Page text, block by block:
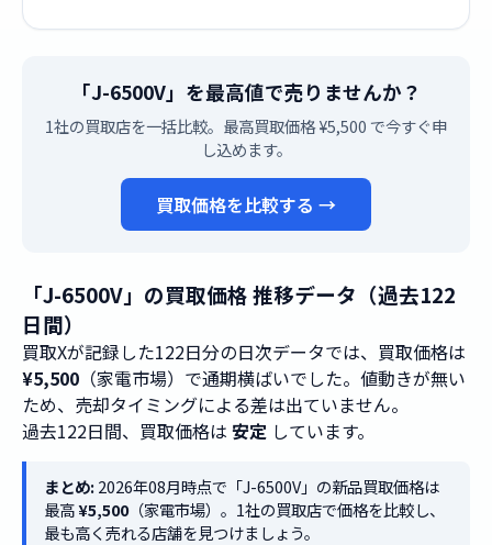
「J-6500V」を最高値で売りませんか？
1社の買取店を一括比較。最高買取価格 ¥5,500 で今すぐ申
し込めます。
買取価格を比較する →
「J-6500V」の買取価格 推移データ（過去122
日間）
買取Xが記録した122日分の日次データでは、買取価格は
¥5,500 （家電市場）で通期横ばいでした。値動きが無い
ため、売却タイミングによる差は出ていません。
過去122日間、買取価格は 安定 しています。
まとめ:2026年08月時点で「J-6500V」の新品買取価格は
最高¥5,500（家電市場）。1社の買取店で価格を比較し、
最も高く売れる店舗を見つけましょう。